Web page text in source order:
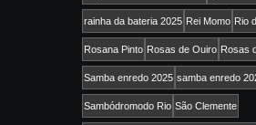
rainha da bateria 2025 Rei Momo Rio
Rosana Pinto Rosas de Ouiro Rosas
Samba enredo 2025 samba enredo
Sambódromodo Rio São Clemente